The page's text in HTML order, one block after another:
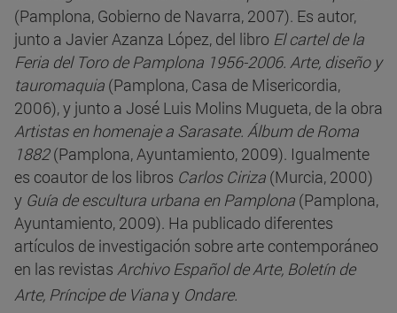
(Pamplona, Gobierno de Navarra, 2007). Es autor,
junto a Javier Azanza López, del libro El cartel de la
Feria del Toro de Pamplona 1956-2006. Arte, diseño y
tauromaquia (Pamplona, Casa de Misericordia,
2006), y junto a José Luis Molins Mugueta, de la obra
Artistas en homenaje a Sarasate. Álbum de Roma
1882(Pamplona, Ayuntamiento, 2009). Igualmente
es coautor de los libros Carlos Ciriza (Murcia, 2000)
y Guía de escultura urbana en Pamplona (Pamplona,
Ayuntamiento, 2009). Ha publicado diferentes
artículos de investigación sobre arte contemporáneo
en las revistas Archivo Español de Arte, Boletín de
Arte, Príncipe de Vianay Ondare.